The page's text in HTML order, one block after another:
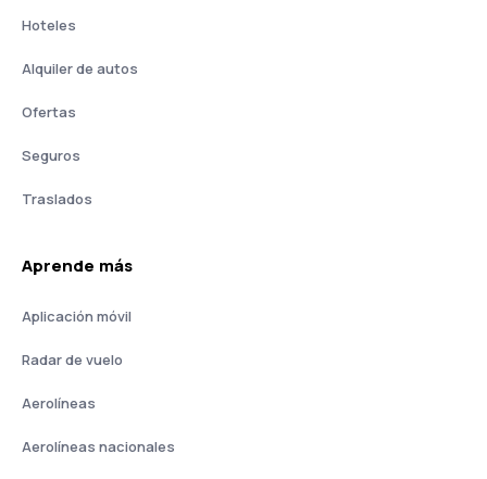
Hoteles
Alquiler de autos
Ofertas
Seguros
Traslados
Aprende más
Aplicación móvil
Radar de vuelo
Aerolíneas
Aerolíneas nacionales